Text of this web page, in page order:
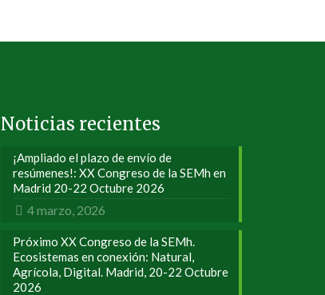
Noticias recientes
¡Ampliado el plazo de envío de
resúmenes!: XX Congreso de la SEMh en
Madrid 20-22 Octubre 2026
4 marzo, 2026
Próximo XX Congreso de la SEMh.
Ecosistemas en conexión: Natural,
Agrícola, Digital. Madrid, 20-22 Octubre
2026